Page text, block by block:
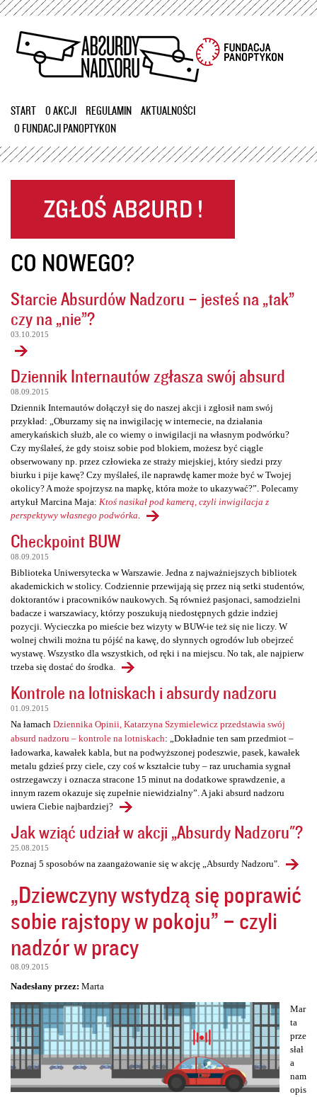
Przejdź
treści
START O AKCJI REGULAMIN
AKTUALNOŚCI
O FUNDACJI PANOPTYKON
CO NOWEGO?
Starcie Absurdów Nadzoru – jesteś na „tak”
czy na „nie”?
03.10.2015
Dziennik Internautów zgłasza swój absurd
08.09.2015
Dziennik Internautów dołączył się do naszej akcji i zgłosił nam swój
przykład: „Oburzamy się na inwigilację w internecie, na działania
amerykańskich służb, ale co wiemy o inwigilacji na własnym podwórku?
Czy myślałeś, że gdy stoisz sobie pod blokiem, możesz być ciągle
obserwowany np. przez człowieka ze straży miejskiej, który siedzi przy
biurku i pije kawę? Czy myślałeś, ile naprawdę kamer może być w Twojej
okolicy? A może spojrzysz na mapkę, która może to ukazywać?”. Polecamy
artykuł Marcina Maja: Ktoś nasikał pod kamerą, czyli inwigilacja z
perspektywy własnego podwórka
Checkpoint BUW
08.09.2015
Biblioteka Uniwersytecka w Warszawie. Jedna z najważniejszych bibliotek
akademickich w stolicy. Codziennie przewijają się przez nią setki studentów,
doktorantów i pracowników naukowych. Są również pasjonaci, samodzielni
badacze i warszawiacy, którzy poszukują niedostępnych gdzie indziej
pozycji. Wycieczka po mieście bez wizyty w BUW-ie też się nie liczy. W
wolnej chwili można tu pójść na kawę, do słynnych ogrodów lub obejrzeć
wystawę. Wszystko dla wszystkich, od ręki i na miejscu. No tak, ale najpierw
trzeba się dostać do środka.
Kontrole na lotniskach i absurdy nadzoru
01.09.2015
Na łamach Dziennika Opinii, Katarzyna Szymielewicz przedstawia swój
absurd nadzoru – kontrole na lotniskach: „Dokładnie ten sam przedmiot –
ładowarka, kawałek kabla, but na podwyższonej podeszwie, pasek, kawałek
metalu gdzieś przy ciele, czy coś w kształcie tuby – raz uruchamia sygnał
ostrzegawczy i oznacza stracone 15 minut na dodatkowe sprawdzenie, a
innym razem okazuje się zupełnie niewidzialny”. A jaki absurd nadzoru
uwiera Ciebie najbardziej?
Jak wziąć udział w akcji „Absurdy Nadzoru"?
25.08.2015
Poznaj 5 sposobów na zaangażowanie się w akcję „Absurdy Nadzoru".
„Dziewczyny wstydzą się poprawić
sobie rajstopy w pokoju” – czyli
nadzór w pracy
08.09.2015
Nadesłany przez: Marta
Mar
ta
prze
słał
a
nam
opis